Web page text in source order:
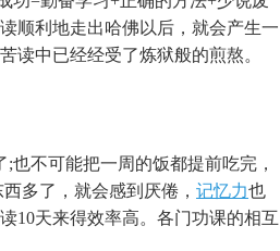
顺利地走出哈佛以后，就会产生一
读中已经经受了炼狱般的煎熬。
不可能把一周的饭都提前吃完，
多了，就会感到厌倦， 记忆力也
10天来得效率高。各门功课的相互